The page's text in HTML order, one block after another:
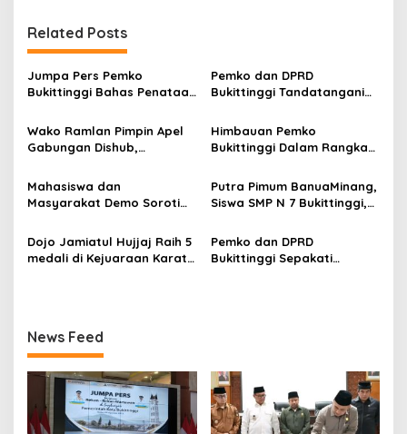
a
s
i
o
Related Posts
Jumpa Pers Pemko
Bukittinggi Bahas Penataan
Kampus UFDK
Pemko dan DPRD
Bukittinggi Tandatangani
Perubahan KUA-PPAS APBD
2026
Wako Ramlan Pimpin Apel
Gabungan Dishub,
Persiapan Angkutan Gratis
Pelajar
Himbauan Pemko
Bukittinggi Dalam Rangka
Tahun ke-81 Kemerdekaan
Republik Indonesia
Mahasiswa dan
Masyarakat Demo Soroti
PP, GMNI Bukittinggi
Kecewa Wali Kota dan
DPRD Tak Hadir Temui
Putra Pimum BanuaMinang,
Siswa SMP N 7 Bukittinggi,
Festival Komite Pemula
Berat 40 Kg dalam
Kejuaraan Karate Jam
Dojo Jamiatul Hujjaj Raih 5
medali di Kejuaraan Karate
Pemko dan DPRD
Bukittinggi Sepakati
News Feed